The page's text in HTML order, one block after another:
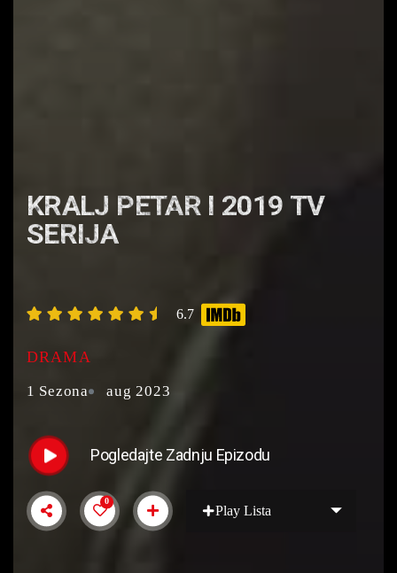
KRALJ PETAR I 2019 TV
SERIJA
6.7
DRAMA
1 Sezona aug 2023
Pogledajte Zadnju Epizodu
0
Play Lista